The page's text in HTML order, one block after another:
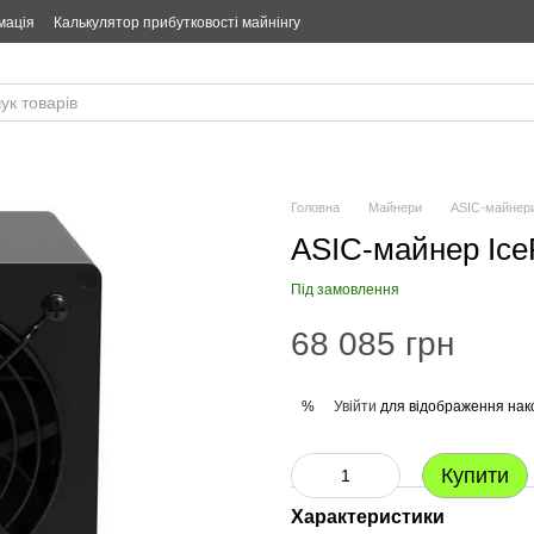
Калькулятор прибутковості майнінгу
Головна Майнери ASIC-
ASIC-майнер
Під замовлення
68 085 грн
% Увійти для відображення
Купити
Характеристики